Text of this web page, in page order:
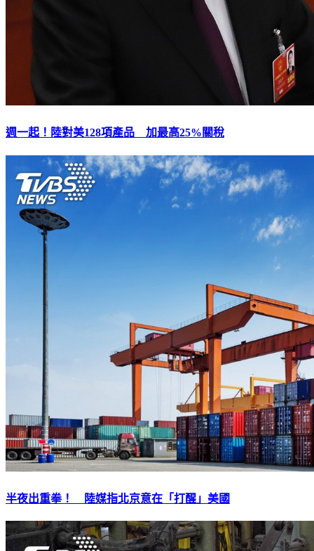
週一起！陸對美128項產品 加最高25%關稅
半夜出重拳！ 陸媒指北京意在「打醒」美國